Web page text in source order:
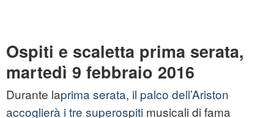
Ospiti e scaletta prima serata,
martedì 9 febbraio 2016
Durante laprima serata, il palco dell’Ariston
accoglierà i tre superospiti musicali di fama